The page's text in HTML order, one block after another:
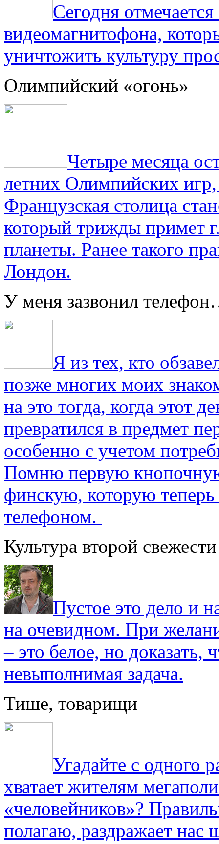
Сегодня
видеомагнитофона,
уничтожить культуру
Олимпийский «огонь»
Четыре месяца
летних Олимпийских
Французская столица
который трижды примет
планеты. Ранее такого
Лондон.
У меня зазвонил
Я из тех, кто
позже многих моих
на это тогда, когда этот
превратился в предмет
особенно с учетом
Помню первую
финскую, которую
телефоном.
Культура второй свежести
Пустое это дело и
на очевидном. При
– это белое, но доказать,
невыполнимая задача.
Тише, товарищи
Угадайте с одного
хватает жителям
«человейников»?
полагаю, раздражает нас